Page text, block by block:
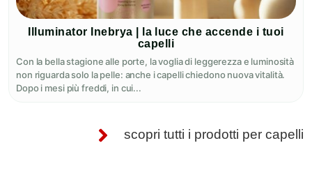
Illuminator Inebrya | la luce che accende i tuoi
capelli
Con la bella stagione alle porte, la voglia di leggerezza e luminosità
non riguarda solo la pelle: anche i capelli chiedono nuova vitalità.
Dopo i mesi più freddi, in cui...
scopri tutti i prodotti per capelli